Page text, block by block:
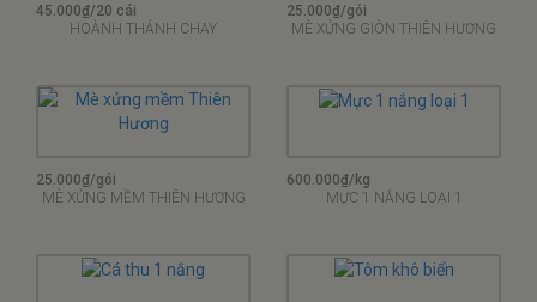
45.000₫/20 cái
HOÀNH THÁNH CHAY
25.000₫/gói
MÈ XỬNG GIÒN THIÊN HƯƠNG
25.000₫/gói
MÈ XỬNG MỀM THIÊN HƯƠNG
600.000₫/kg
MỰC 1 NẮNG LOẠI 1